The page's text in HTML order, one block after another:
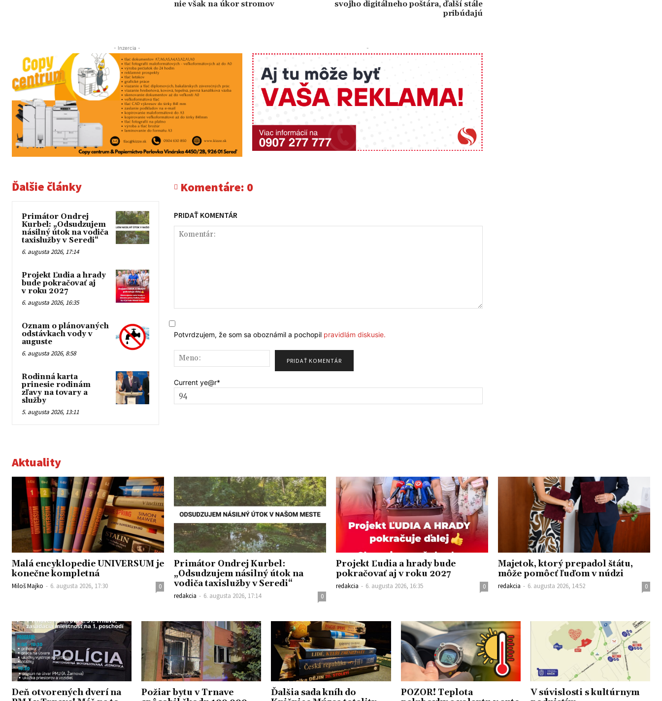
nie však na úkor stromov
svojho digitálneho poštára, ďalší stále
pribúdajú
- Inzercia - -
Ďalšie články
Primátor Ondrej
Kurbel: „Odsudzujem
násilný útok na vodiča
taxislužby v Seredi“
6. augusta 2026, 17:14
Projekt Ľudia a hrady
bude pokračovať aj
v roku 2027
6. augusta 2026, 16:35
Oznam o plánovaných
odstávkach vody v
auguste
6. augusta 2026, 8:58
Rodinná karta
prinesie rodinám
zľavy na tovary a
služby
5. augusta 2026, 13:11
Komentáre: 0
PRIDAŤ KOMENTÁR
Potvrdzujem, že som sa oboznámil a pochopil pravidlám diskusie.
Current ye@r*
Aktuality
Malá encyklopedie UNIVERSUM je
konečne kompletná
Miloš Majko - 6. augusta 2026, 17:30 0
Primátor Ondrej Kurbel:
„Odsudzujem násilný útok na
vodiča taxislužby v Seredi“
redakcia - 6. augusta 2026, 17:14 0
Projekt Ľudia a hrady bude
pokračovať aj v roku 2027
redakcia - 6. augusta 2026, 16:35 0
Majetok, ktorý prepadol štátu,
môže pomôcť ľuďom v núdzi
redakcia - 6. augusta 2026, 14:52 0
Deň otvorených dverí na
Požiar bytu v Trnave
Ďalšia sada kníh do
POZOR! Teplota
V súvislosti s kultúrnym